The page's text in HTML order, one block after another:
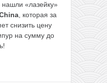
«лазейку»
, которая за
снизить цену
на сумму до